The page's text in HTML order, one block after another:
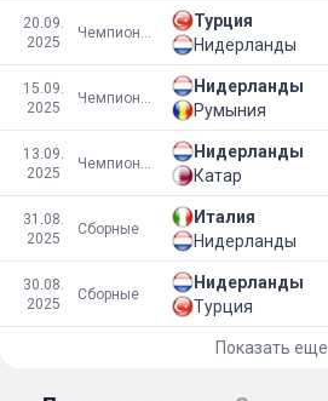
20.09.
2025
Чемпионат мира
Турция
Нидерланды
15.09.
2025
Чемпионат мира
Нидерланды
Румыния
13.09.
2025
Чемпионат мира
Нидерланды
Катар
31.08.
2025
Сборные
Италия
Нидерланды
30.08.
2025
Сборные
Нидерланды
Турция
Показать еще